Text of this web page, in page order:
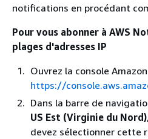
notifications en procédant
Pour vous abonner à AWS
plages d'adresses IP
Ouvrez la console
https://
Dans la barre de
US Est (Virginie du Nord)
devez sélectionner cette